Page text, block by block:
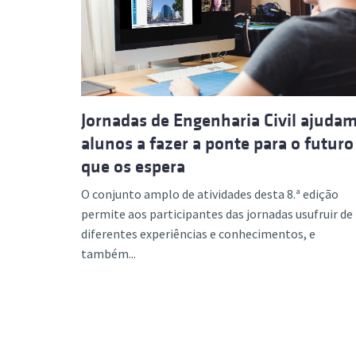
Jornadas de Engenharia Civil
alunos a fazer a ponte para o futuro
que os espera
O conjunto amplo de atividades desta 8.ª edição
permite aos participantes das jornadas usufruir de
diferentes experiências e conhecimentos, e
também...